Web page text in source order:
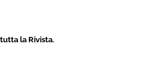
tutta la Rivista.